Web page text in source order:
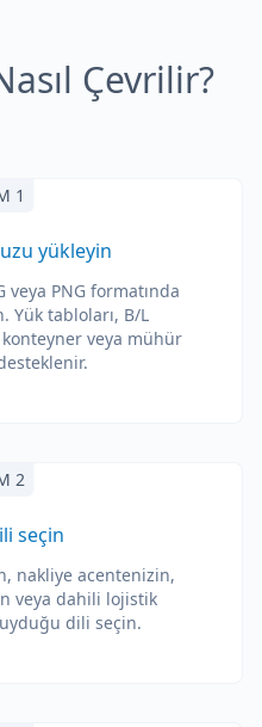
Çevrilir?
1
yükleyin
veya PNG formatında
Yük tabloları, B/L
veya mühür
2
seçin
nakliye acentenizin,
veya dahili lojistik
dili seçin.